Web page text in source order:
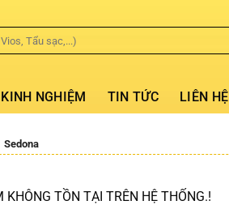
KINH NGHIỆM TIN TỨC LIÊN HỆ
Sedona
TỒN TẠI TRÊN HỆ THỐNG.!